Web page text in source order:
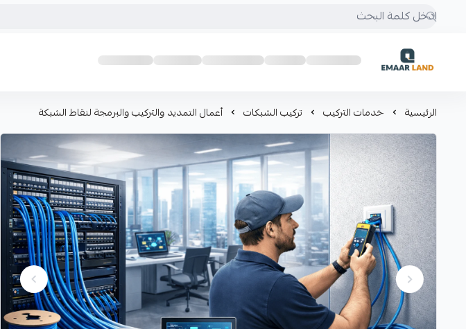
إعمار لاند
الرئيسية خدمات التركيب تركيب الشبكات أعمال التمديد والتركيب والبرمجة لنقاط الشبكة